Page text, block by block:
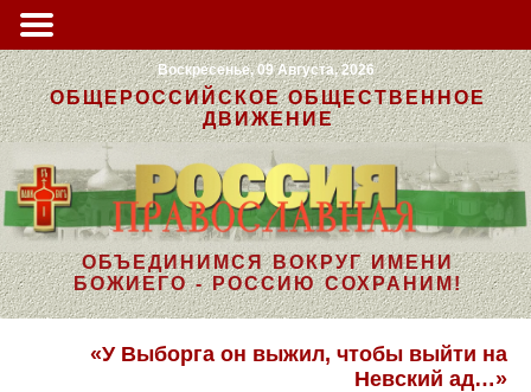
Воскресенье, 09 Августа, 2026
ОБЩЕРОССИЙСКОЕ ОБЩЕСТВЕННОЕ
ДВИЖЕНИЕ
ОБЪЕДИНИМСЯ ВОКРУГ ИМЕНИ
БОЖИЕГО - РОССИЮ СОХРАНИМ!
«У Выборга он выжил, чтобы выйти на
Невский ад…»